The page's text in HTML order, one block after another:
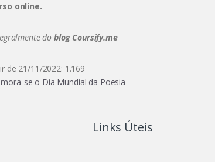
online.
do blog Coursify.me
de 21/11/2022: 1.169
se o Dia Mundial da Poesia
Links Úteis